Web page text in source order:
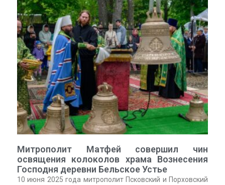
Митрополит Матфей совершил чин
освящения колоколов храма Вознесения
Господня деревни Бельское Устье
10 июня 2025 года митрополит Псковский и Порховский